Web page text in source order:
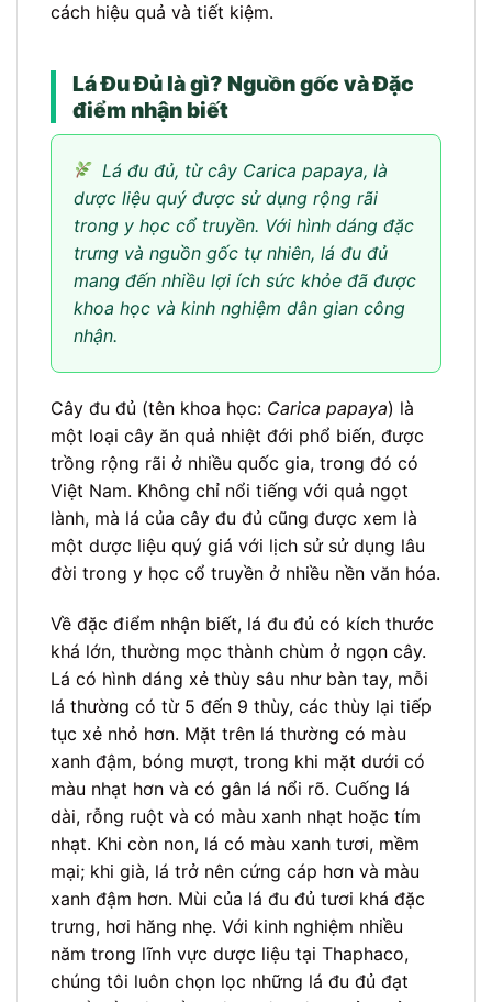
cách hiệu quả và tiết kiệm.
Lá Đu Đủ là gì? Nguồn gốc và Đặc
điểm nhận biết
Lá đu đủ, từ cây Carica papaya, là
dược liệu quý được sử dụng rộng rãi
trong y học cổ truyền. Với hình dáng đặc
trưng và nguồn gốc tự nhiên, lá đu đủ
mang đến nhiều lợi ích sức khỏe đã được
khoa học và kinh nghiệm dân gian công
nhận.
Cây đu đủ (tên khoa học: Carica papaya) là
một loại cây ăn quả nhiệt đới phổ biến, được
trồng rộng rãi ở nhiều quốc gia, trong đó có
Việt Nam. Không chỉ nổi tiếng với quả ngọt
lành, mà lá của cây đu đủ cũng được xem là
một dược liệu quý giá với lịch sử sử dụng lâu
đời trong y học cổ truyền ở nhiều nền văn hóa.
Về đặc điểm nhận biết, lá đu đủ có kích thước
khá lớn, thường mọc thành chùm ở ngọn cây.
Lá có hình dáng xẻ thùy sâu như bàn tay, mỗi
lá thường có từ 5 đến 9 thùy, các thùy lại tiếp
tục xẻ nhỏ hơn. Mặt trên lá thường có màu
xanh đậm, bóng mượt, trong khi mặt dưới có
màu nhạt hơn và có gân lá nổi rõ. Cuống lá
dài, rỗng ruột và có màu xanh nhạt hoặc tím
nhạt. Khi còn non, lá có màu xanh tươi, mềm
mại; khi già, lá trở nên cứng cáp hơn và màu
xanh đậm hơn. Mùi của lá đu đủ tươi khá đặc
trưng, hơi hăng nhẹ. Với kinh nghiệm nhiều
năm trong lĩnh vực dược liệu tại Thaphaco,
chúng tôi luôn chọn lọc những lá đu đủ đạt